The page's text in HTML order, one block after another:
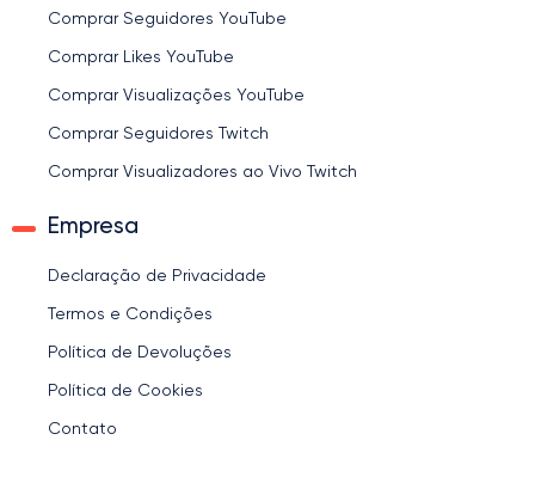
Comprar Seguidores YouTube
Comprar Likes YouTube
Comprar Visualizações YouTube
Comprar Seguidores Twitch
Comprar Visualizadores ao Vivo Twitch
Empresa
Declaração de Privacidade
Termos e Condições
Política de Devoluções
Política de Cookies
Contato